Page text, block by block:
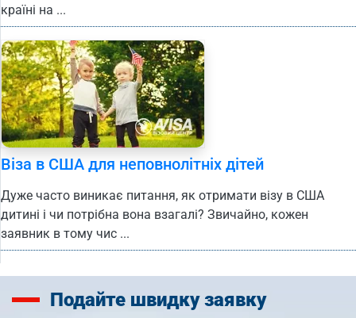
країні на ...
Віза в США для неповнолітніх дітей
Дуже часто виникає питання, як отримати візу в США
дитині і чи потрібна вона взагалі? Звичайно, кожен
заявник в тому чис ...
Подайте швидку заявку